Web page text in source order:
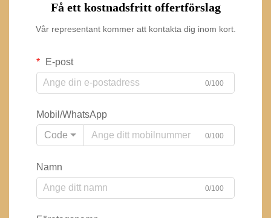
Få ett kostnadsfritt offertförslag
Vår representant kommer att kontakta dig inom kort.
E-post
0/100
Mobil/WhatsApp
Code
0/100
Namn
0/100